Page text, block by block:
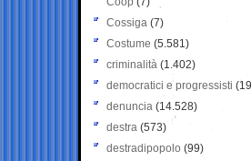
Cossiga (7)
Costume (5.581)
criminalità (1.402)
democratici e progressisti
denuncia (14.528)
destra (573)
destradipopolo (99)